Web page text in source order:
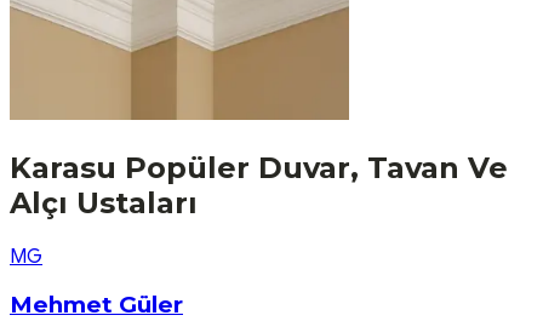
Karasu Popüler Duvar, Tavan Ve
Alçı Ustaları
MG
Mehmet Güler